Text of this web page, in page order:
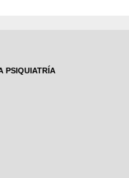
PSIQUIATRÍA